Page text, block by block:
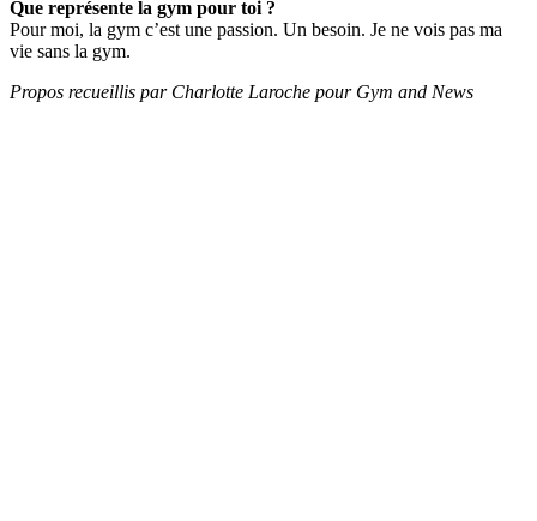
Que représente la gym pour toi ?
Pour moi, la gym c’est une passion. Un besoin. Je ne vois pas ma
vie sans la gym.
Propos recueillis par Charlotte Laroche pour Gym and News